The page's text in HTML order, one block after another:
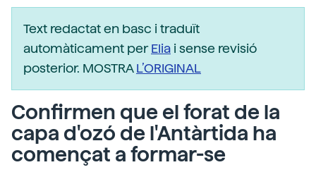
Text redactat en basc i traduït
automàticament perElia i sense revisió
posterior. MOSTRAL’ORIGINAL
Confirmen que el forat de la
capa d'ozó de l'Antàrtida ha
començat a formar-se